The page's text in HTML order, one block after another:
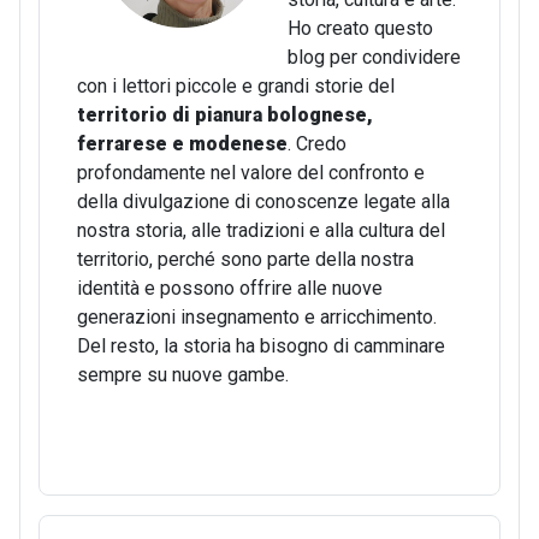
Ho creato questo
blog per condividere
con i lettori piccole e grandi storie del
territorio di pianura bolognese,
ferrarese e modenese. Credo
profondamente nel valore del confronto e
della divulgazione di conoscenze legate alla
nostra storia, alle tradizioni e alla cultura del
territorio, perché sono parte della nostra
identità e possono offrire alle nuove
generazioni insegnamento e arricchimento.
Del resto, la storia ha bisogno di camminare
sempre su nuove gambe.